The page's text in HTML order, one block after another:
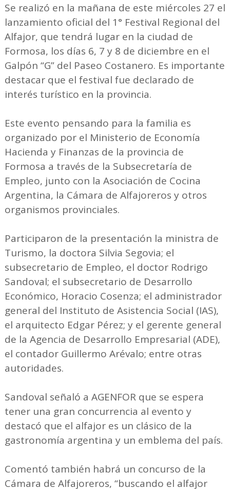
Se realizó en la mañana de este miércoles 27 el
lanzamiento oficial del 1° Festival Regional del
Alfajor, que tendrá lugar en la ciudad de
Formosa, los días 6, 7 y 8 de diciembre en el
Galpón “G” del Paseo Costanero. Es importante
destacar que el festival fue declarado de
interés turístico en la provincia.
Este evento pensando para la familia es
organizado por el Ministerio de Economía
Hacienda y Finanzas de la provincia de
Formosa a través de la Subsecretaría de
Empleo, junto con la Asociación de Cocina
Argentina, la Cámara de Alfajoreros y otros
organismos provinciales.
Participaron de la presentación la ministra de
Turismo, la doctora Silvia Segovia; el
subsecretario de Empleo, el doctor Rodrigo
Sandoval; el subsecretario de Desarrollo
Económico, Horacio Cosenza; el administrador
general del Instituto de Asistencia Social (IAS),
el arquitecto Edgar Pérez; y el gerente general
de la Agencia de Desarrollo Empresarial (ADE),
el contador Guillermo Arévalo; entre otras
autoridades.
Sandoval señaló a AGENFOR que se espera
tener una gran concurrencia al evento y
destacó que el alfajor es un clásico de la
gastronomía argentina y un emblema del país.
Comentó también habrá un concurso de la
Cámara de Alfajoreros, “buscando el alfajor